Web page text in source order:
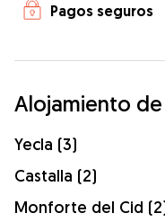
Pagos seguros
Alojamiento
Yecla (3)
Castalla (2)
Monforte del Cid